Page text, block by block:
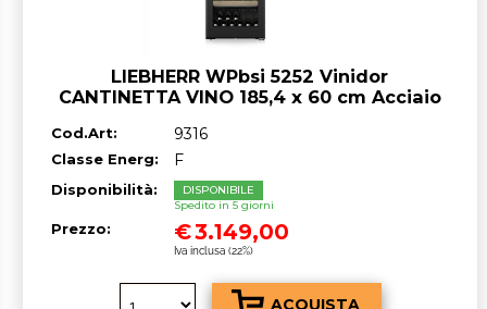
LIEBHERR WPbsi 5252 Vinidor
CANTINETTA VINO 185,4 x 60 cm Acciaio
RICHIEDI UN PREVENTIVO
Cod.Art: 9316
Classe Energ: F
Disponibilità:
DISPONIBILE
Spedito in 5 giorni
Prezzo: €3.149,00
Iva inclusa (22%)